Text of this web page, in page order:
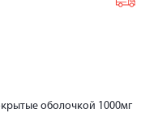
оболочкой 1000мг